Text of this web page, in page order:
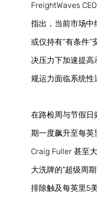
FreightWaves
指出，当前市场中
或仅持有“有条件”
决压力下加速提高
规运力面临系统性
在路检周与节假日
期一度飙升至每英
Craig Fuller 甚至
大洗牌的"超级周
排除触及每英里5